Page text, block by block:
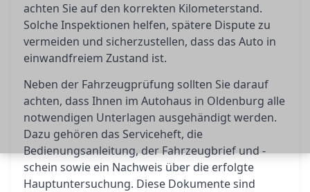
achten Sie auf den korrekten Kilometerstand.
Solche Inspektionen helfen, spätere Dispute zu
vermeiden und sicherzustellen, dass das Auto in
einwandfreiem Zustand ist.
Neben der Fahrzeugprüfung sollten Sie darauf
achten, dass Ihnen im Autohaus in Oldenburg alle
notwendigen Unterlagen ausgehändigt werden.
Dazu gehören das Serviceheft, die
Bedienungsanleitung, der Fahrzeugbrief und -
schein sowie ein Nachweis über die erfolgte
Hauptuntersuchung. Diese Dokumente sind